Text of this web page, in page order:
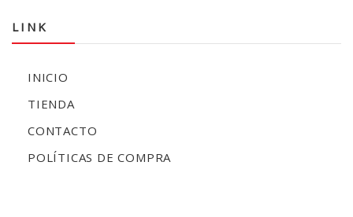
LINK
INICIO
TIENDA
CONTACTO
POLÍTICAS DE COMPRA